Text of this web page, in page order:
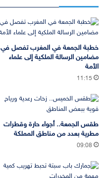
خطبة الجمعة في المغرب تفصل في
مضامين الرسالة الملكية إلى علماء
الأمة
11:15
طقس الجمعة.. أجواء حارة وقطرات
مطرية بعدد من مناطق المملكة
09:08